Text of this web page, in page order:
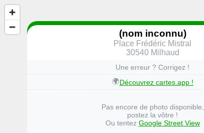
(nom inconnu)
Place Frédéric Mistral
30540 Milhaud
Une erreur ? Corrigez !
🌍Découvrez cartes.app !
Pas encore de photo disponible,
postez la vôtre !
Ou tentez Google Street View